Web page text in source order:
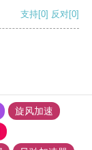
支持[0] 反对[0]
旋风加速